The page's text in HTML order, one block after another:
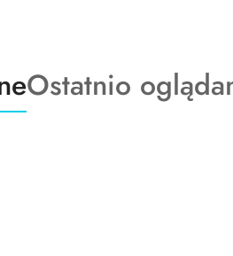
Produkty
o
Ostatnio